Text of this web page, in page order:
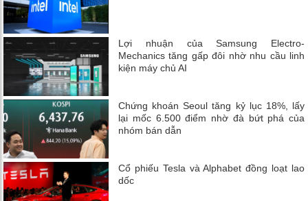
Lợi nhuận của Samsung Electro-
Mechanics tăng gấp đôi nhờ nhu cầu linh
kiện máy chủ AI
Chứng khoán Seoul tăng kỷ lục 18%, lấy
lại mốc 6.500 điểm nhờ đà bứt phá của
nhóm bán dẫn
Cổ phiếu Tesla và Alphabet đồng loạt lao
dốc